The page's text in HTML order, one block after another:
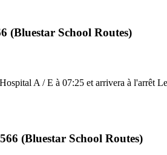
(Bluestar School Routes)
A / E à 07:25 et arrivera à l'arrêt
(Bluestar School Routes)